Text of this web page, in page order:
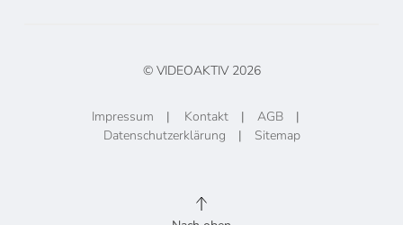
© VIDEOAKTIV 2026
Impressum | Kontakt| AGB|
Datenschutzerklärung | Sitemap